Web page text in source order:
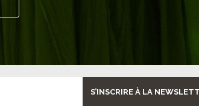
S’INSCRIRE À LA